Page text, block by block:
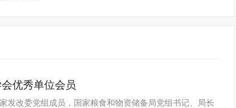
优秀单位会员
改委党组成员，国家粮食和物资储备局党组书记、局长